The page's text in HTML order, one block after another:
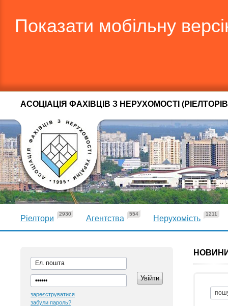
Показати мобільну
АСОЦІАЦІЯ ФАХІВЦІВ З НЕРУХОМОСТІ
Ріелтори
2930
Агентства
554
Нерухомість
1211
зареєструватися
забули пароль?